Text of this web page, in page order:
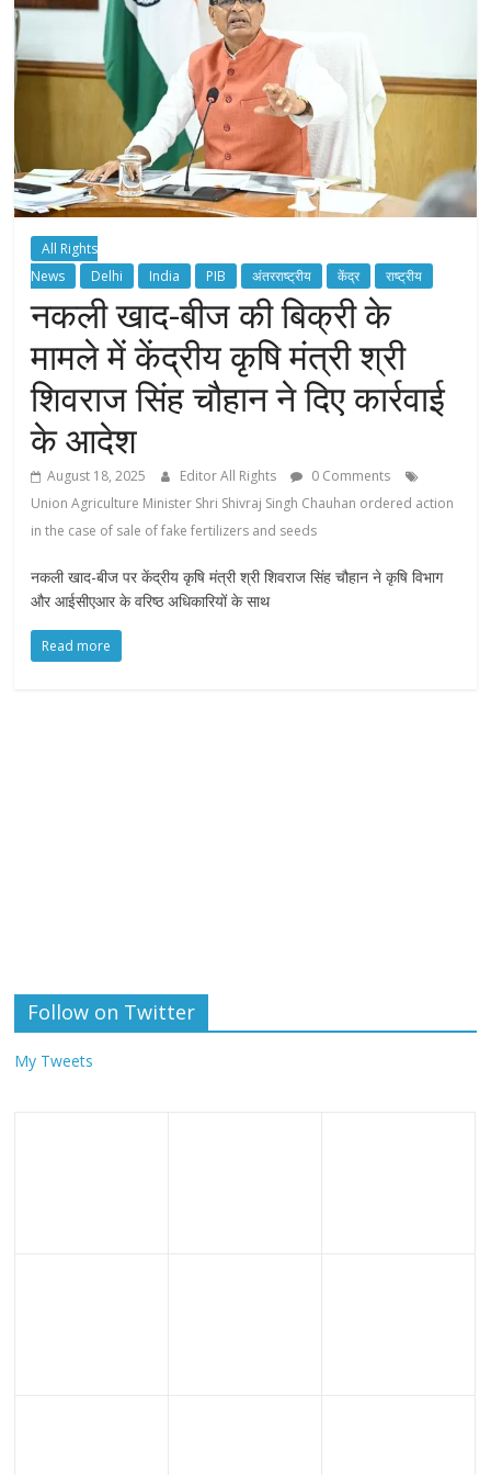
All Rights
News
Delhi India PIB अंतरराष्ट्रीय केंद्र राष्ट्रीय
नकली खाद-बीज की बिक्री के
मामले में केंद्रीय कृषि मंत्री श्री
शिवराज सिंह चौहान ने दिए कार्रवाई
के आदेश
August 18, 2025 Editor All Rights
0 Comments
Union Agriculture Minister Shri Shivraj Singh Chauhan ordered action
in the case of sale of fake fertilizers and seeds
नकली खाद-बीज पर केंद्रीय कृषि मंत्री श्री शिवराज सिंह चौहान ने कृषि विभाग
और आईसीएआर के वरिष्ठ अधिकारियों के साथ
Read more
Follow on Twitter
My Tweets